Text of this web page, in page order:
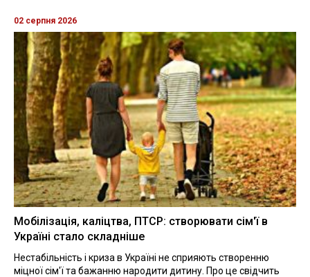
02 серпня 2026
Мобілізація, каліцтва, ПТСР: створювати сім'ї в
Україні стало складніше
Нестабільність і криза в Україні не сприяють створенню
міцної сім'ї та бажанню народити дитину. Про це свідчить